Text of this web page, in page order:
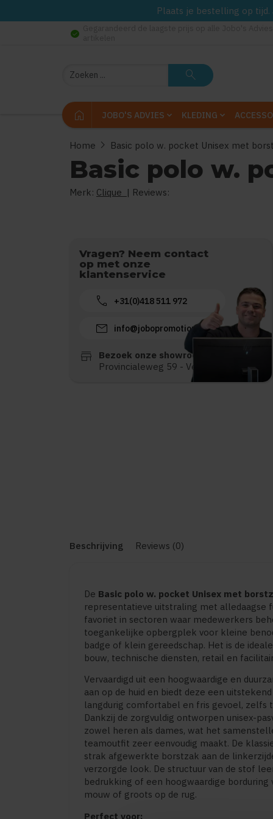
Plaats je bestelling op
check_circle
Zoeken search
home JOBO'S ADVIES KLEDING
Home chevron_right Basic polo w. pocket Unisex met
Basic polo w.
Merk: Clique | Reviews:
Vragen? Neem contact
op met onze
klantenservice
call +31(0)418 511 972
mail info@jobopromotions.nl
store
Bezoek onze showroom:
Provincialeweg 59 - Velddriel
Beschrijving Reviews (0)
De Basic polo w. pocket Unisex met
representatieve uitstraling met alledaagse
favoriet in sectoren waar medewerkers
toegankelijke opbergplek voor kleine
badge of klein gereedschap. Het is de
bouw, technische diensten, retail en
Vervaardigd uit een hoogwaardige en
aan op de huid en biedt deze een
langdurig comfortabel en fris gevoel, zelfs
Dankzij de zorgvuldig ontworpen unisex-
zowel heren als dames, wat het
teamoutfit zeer eenvoudig maakt. De
strak afgewerkte borstzak aan de
verzorgde look. De structuur van de stof
bedrukking of een hoogwaardige
mouw of groots op de rug.
Perfect voor: